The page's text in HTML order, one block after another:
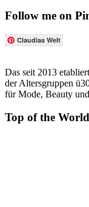
Follow me on
Claudias Welt
Das seit 2013
der Altersgruppen
für Mode, Beauty
Top of the